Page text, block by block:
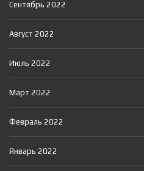
Сентябрь 2022
Август 2022
Июль 2022
Март 2022
Февраль 2022
Январь 2022